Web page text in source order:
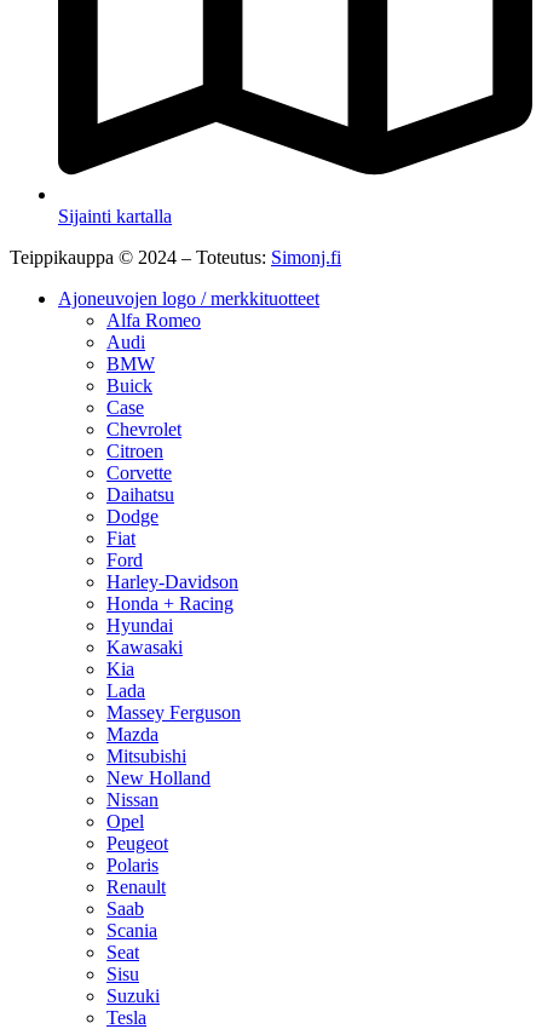
Sijainti kartalla
Teippikauppa © 2024 – Toteutus: Simonj.fi
Ajoneuvojen logo / merkkituotteet
Alfa Romeo
Audi
BMW
Buick
Case
Chevrolet
Citroen
Corvette
Daihatsu
Dodge
Fiat
Ford
Harley-Davidson
Honda + Racing
Hyundai
Kawasaki
Kia
Lada
Massey Ferguson
Mazda
Mitsubishi
New Holland
Nissan
Opel
Peugeot
Polaris
Renault
Saab
Scania
Seat
Sisu
Suzuki
Tesla